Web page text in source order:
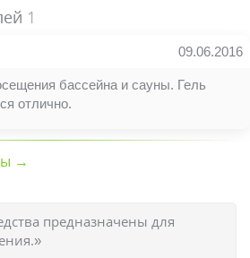
1
09.06.2016
бассейна и сауны. Гель
отлично.
→
предназначены для